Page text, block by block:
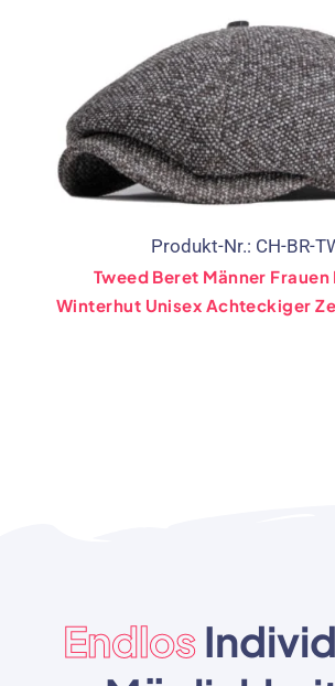
Produkt-Nr.: CH-BR-
Tweed Beret Männer Frauen
Winterhut Unisex Achteckiger
Endlos